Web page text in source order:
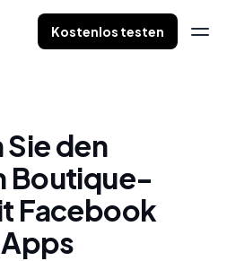
Kostenlos testen
den
Boutique-
Facebook